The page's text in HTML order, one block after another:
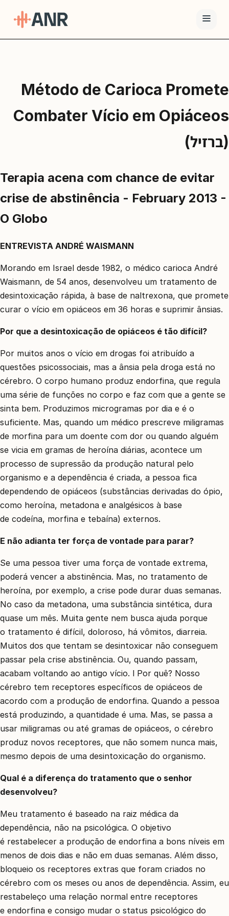
ה-
גמילה
סמים
ואופיאטים
ANR
בלוג
פגישת
ייעוץ
Método de Carioca Promete
Combater Vício em Opiáceos
(ברזיל)
Terapia acena com chance de evitar
crise de abstinência - February 2013 -
O Globo
ENTREVISTA ANDRÉ WAISMANN
Morando em Israel desde 1982, o médico carioca André
Waismann, de 54 anos, desenvolveu um tratamento de
desintoxicação rápida, à base de naltrexona, que promete
curar o vício em opiáceos em 36 horas e suprimir ânsias.
Por que a desintoxicação de opiáceos é tão difícil?
Por muitos anos o vício em drogas foi atribuído a
questões psicossociais, mas a ânsia pela droga está no
cérebro. O corpo humano produz endorfina, que regula
uma série de funções no corpo e faz com que a gente se
sinta bem. Produzimos microgramas por dia e é o
suficiente. Mas, quando um médico prescreve miligramas
de morfina para um doente com dor ou quando alguém
se vicia em gramas de heroína diárias, acontece um
processo de supressão da produção natural pelo
organismo e a dependência é criada, a pessoa fica
dependendo de opiáceos (substâncias derivadas do ópio,
como heroína, metadona e analgésicos à base
de codeína, morfina e tebaína) externos.
E não adianta ter força de vontade para parar?
Se uma pessoa tiver uma força de vontade extrema,
poderá vencer a abstinência. Mas, no tratamento de
heroína, por exemplo, a crise pode durar duas semanas.
No caso da metadona, uma substância sintética, dura
quase um mês. Muita gente nem busca ajuda porque
o tratamento é difícil, doloroso, há vômitos, diarreia.
Muitos dos que tentam se desintoxicar não conseguem
passar pela crise abstinência. Ou, quando passam,
acabam voltando ao antigo vício. l Por quê? Nosso
cérebro tem receptores específicos de opiáceos de
acordo com a produção de endorfina. Quando a pessoa
está produzindo, a quantidade é uma. Mas, se passa a
usar miligramas ou até gramas de opiáceos, o cérebro
produz novos receptores, que não somem nunca mais,
mesmo depois de uma desintoxicação do organismo.
Qual é a diferença do tratamento que o senhor
desenvolveu?
Meu tratamento é baseado na raiz médica da
dependência, não na psicológica. O objetivo
é restabelecer a produção de endorfina a bons níveis em
menos de dois dias e não em duas semanas. Além disso,
bloqueio os receptores extras que foram criados no
cérebro com os meses ou anos de dependência. Assim, eu
restabeleço uma relação normal entre receptores
e endorfina e consigo mudar o status psicológico do